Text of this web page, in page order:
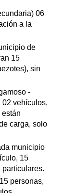
06
a la
de
15
sin
-
vehículos,
carga, solo
municipio
15
personas,